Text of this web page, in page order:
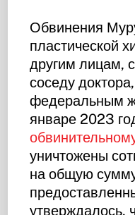
Обвинения
пластической
другим лицам,
соседу
федеральным
январе 2023
уничтожены
на общую
утверждалось,